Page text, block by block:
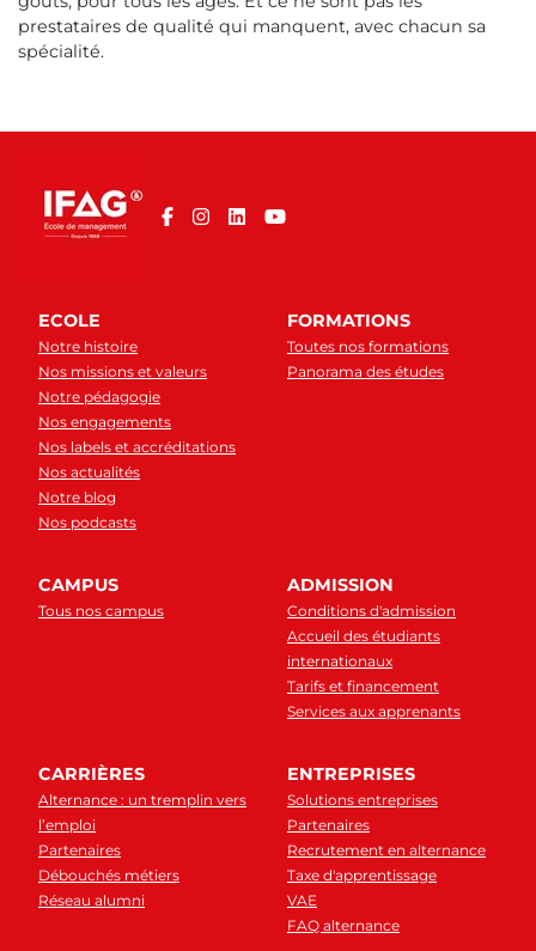
prestataires de qualité qui manquent, avec chacun sa
spécialité.
ECOLE
Notre histoire
Nos missions et valeurs
Notre pédagogie
Nos engagements
Nos labels et accréditations
Nos actualités
Notre blog
Nos podcasts
FORMATIONS
Toutes nos formations
Panorama des études
CAMPUS
Tous nos campus
ADMISSION
Conditions d'admission
Accueil des étudiants
internationaux
Tarifs et financement
Services aux apprenants
CARRIÈRES
Alternance : un tremplin vers
l’emploi
Partenaires
Débouchés métiers
Réseau alumni
ENTREPRISES
Solutions entreprises
Partenaires
Recrutement en alternance
Taxe d'apprentissage
VAE
FAQ alternance